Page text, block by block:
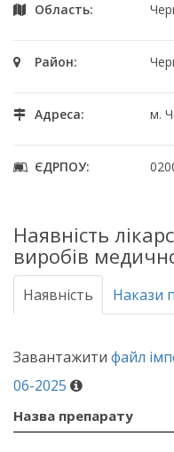
Область:
Район:
Адреса: м.
ЄДРПОУ:
Наявність
виробів
Наявність Накази
Завантажити файл
06-2025
Назва препарату